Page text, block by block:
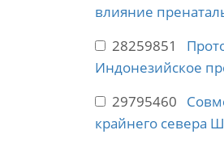
влияние
28259851
Индонезийское
29795460
крайнего севера